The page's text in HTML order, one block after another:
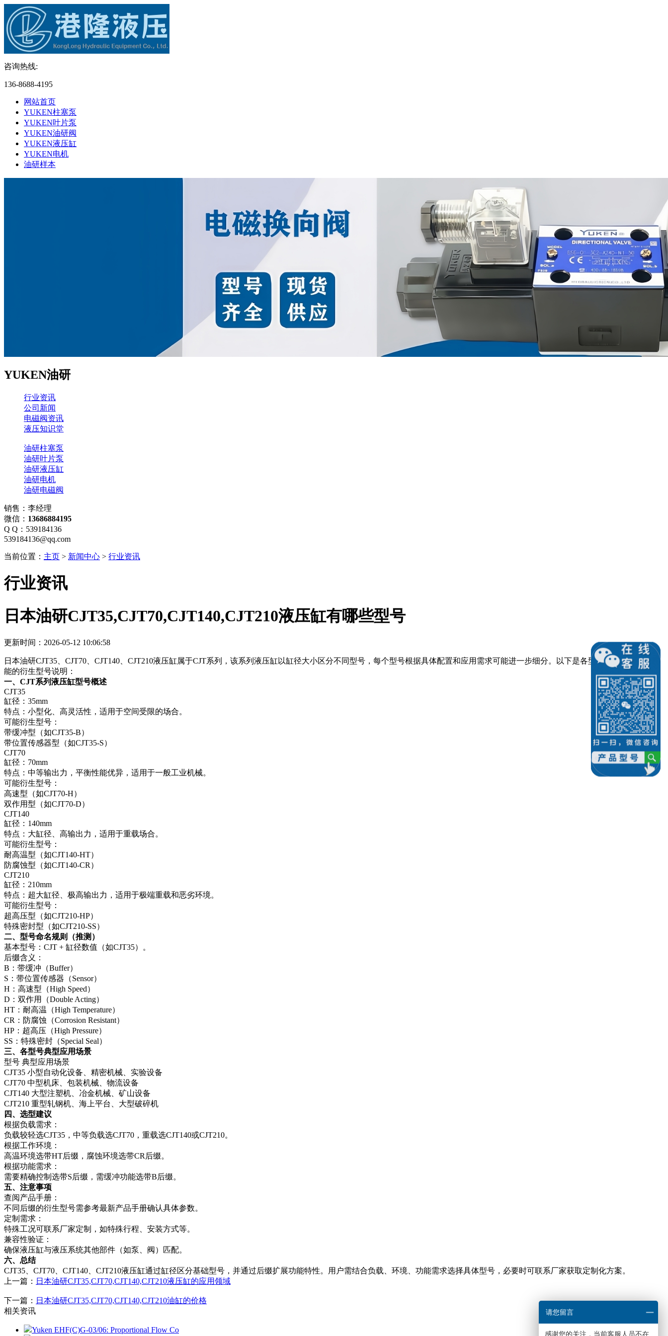
咨询热线:
136-8688-4195
网站首页
YUKEN柱塞泵
YUKEN叶片泵
YUKEN油研阀
YUKEN液压缸
YUKEN电机
油研样本
YUKEN油研
行业资讯
公司新闻
电磁阀资讯
液压知识堂
油研柱塞泵
油研叶片泵
油研液压缸
油研电机
油研电磁阀
销售：李经理
微信： 13686884195
Q Q：539184136
539184136@qq.com
当前位置： 主页 > 新闻中心 > 行业资讯
行业资讯
日本油研CJT35,CJT70,CJT140,CJT210液压缸有哪些型号
更新时间：2026-05-12 10:06:58
日本油研CJT35、CJT70、CJT140、CJT210液压缸属于CJT系列，该系列液压缸以缸径大小区分不同型号，每个型号根据具体配置和应用需求可能进一步细分。以下是各型号的基本信息及可
能的衍生型号说明：
一、CJT系列液压缸型号概述
CJT35
缸径：35mm
特点：小型化、高灵活性，适用于空间受限的场合。
可能衍生型号：
带缓冲型（如CJT35-B）
带位置传感器型（如CJT35-S）
CJT70
缸径：70mm
特点：中等输出力，平衡性能优异，适用于一般工业机械。
可能衍生型号：
高速型（如CJT70-H）
双作用型（如CJT70-D）
CJT140
缸径：140mm
特点：大缸径、高输出力，适用于重载场合。
可能衍生型号：
耐高温型（如CJT140-HT）
防腐蚀型（如CJT140-CR）
CJT210
缸径：210mm
特点：超大缸径、极高输出力，适用于极端重载和恶劣环境。
可能衍生型号：
超高压型（如CJT210-HP）
特殊密封型（如CJT210-SS）
二、型号命名规则（推测）
基本型号：CJT + 缸径数值（如CJT35）。
后缀含义：
B：带缓冲（Buffer）
S：带位置传感器（Sensor）
H：高速型（High Speed）
D：双作用（Double Acting）
HT：耐高温（High Temperature）
CR：防腐蚀（Corrosion Resistant）
HP：超高压（High Pressure）
SS：特殊密封（Special Seal）
三、各型号典型应用场景
型号 典型应用场景
CJT35 小型自动化设备、精密机械、实验设备
CJT70 中型机床、包装机械、物流设备
CJT140 大型注塑机、冶金机械、矿山设备
CJT210 重型轧钢机、海上平台、大型破碎机
四、选型建议
根据负载需求：
负载较轻选CJT35，中等负载选CJT70，重载选CJT140或CJT210。
根据工作环境：
高温环境选带HT后缀，腐蚀环境选带CR后缀。
根据功能需求：
需要精确控制选带S后缀，需缓冲功能选带B后缀。
五、注意事项
查阅产品手册：
不同后缀的衍生型号需参考最新产品手册确认具体参数。
定制需求：
特殊工况可联系厂家定制，如特殊行程、安装方式等。
兼容性验证：
确保液压缸与液压系统其他部件（如泵、阀）匹配。
六、总结
CJT35、CJT70、CJT140、CJT210液压缸通过缸径区分基础型号，并通过后缀扩展功能特性。用户需结合负载、环境、功能需求选择具体型号，必要时可联系厂家获取定制化方案。
上一篇： 日本油研CJT35,CJT70,CJT140,CJT210液压缸的应用领域
下一篇： 日本油研CJT35,CJT70,CJT140,CJT210油缸的价格
相关资讯
Yuken EHF(C)G-03/06: Proportional Flow Co
请您留言
感谢您的关注，当前客服人员不在